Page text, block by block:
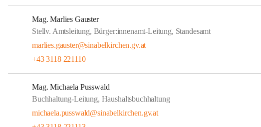
Mag. Marlies Gauster
Stellv. Amtsleitung, Bürger:innenamt-Leitung, Standesamt
marlies.gauster@sinabelkirchen.gv.at
+43 3118 221110
Mag. Michaela Pusswald
Buchhaltung-Leitung, Haushaltsbuchhaltung
michaela.pusswald@sinabelkirchen.gv.at